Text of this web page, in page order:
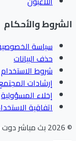
والأحكام
سياسة الخصوصية
حذف البيانات
شروط الاستخدام
إرشادات المجتمع
إخلاء المسؤولية
اتفاقية الاستخدام
بث مباشر دوت